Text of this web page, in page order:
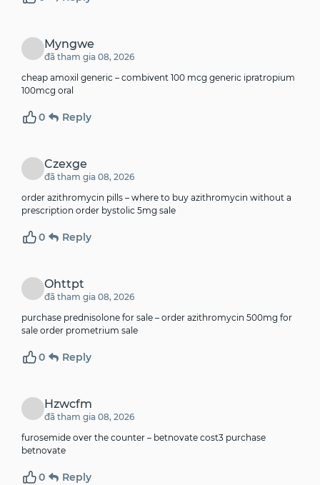
Myngwe
đã tham gia 08, 2026
cheap amoxil generic – combivent 100 mcg generic ipratropium
100mcg oral
0 Reply
Czexge
đã tham gia 08, 2026
order azithromycin pills – where to buy azithromycin without a
prescription order bystolic 5mg sale
0 Reply
Ohttpt
đã tham gia 08, 2026
purchase prednisolone for sale – order azithromycin 500mg for
sale order prometrium sale
0 Reply
Hzwcfm
đã tham gia 08, 2026
furosemide over the counter – betnovate cost3 purchase
betnovate
0 Reply